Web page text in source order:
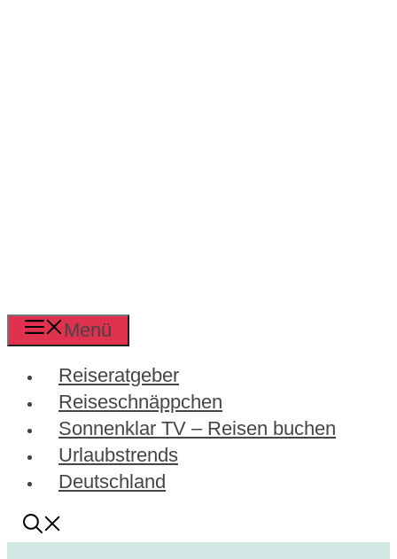
Menü
Reiseratgeber
Reiseschnäppchen
Sonnenklar TV – Reisen buchen
Urlaubstrends
Deutschland